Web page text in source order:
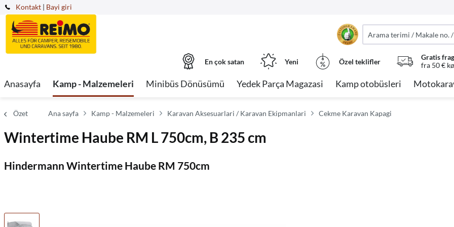
Kontakt | Bayi giri
En çok satan Yeni Özel teklifler
Gratis
fra 50 €
Anasayfa Kamp - Malzemeleri Minibüs Dönüsümü Yedek Parça Magazasi Kamp otobüsleri
Özet Ana sayfa Kamp - Malzemeleri Karavan Aksesuarlari / Karavan Ekipmanlari Cekme Karavan Kapagi
Wintertime Haube RM L 750cm, B 235 cm
Hindermann Wintertime Haube RM 750cm